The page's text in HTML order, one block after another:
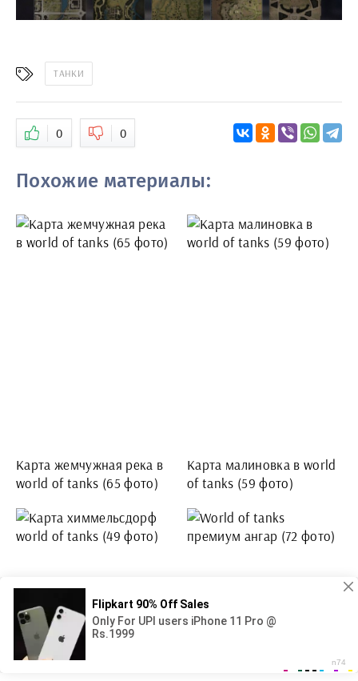
ТАНКИ
0 0
Похожие материалы:
Карта жемчужная река в
world of tanks (65 фото)
Карта малиновка в world
of tanks (59 фото)